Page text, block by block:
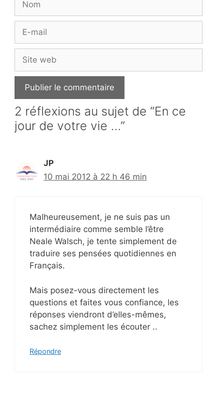
mail
web
2 réflexions au sujet de “En ce
jour de votre vie …”
JP
10 mai 2012 à 22 h 46 min
Malheureusement, je ne suis pas un
intermédiaire comme semble l’être
Neale Walsch, je tente simplement de
traduire ses pensées quotidiennes en
Français.
Mais posez-vous directement les
questions et faites vous confiance, les
réponses viendront d’elles-mêmes,
sachez simplement les écouter ..
Répondre